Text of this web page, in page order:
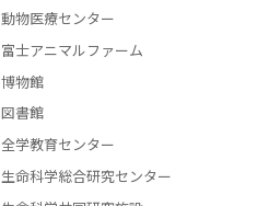
動物医療センター
富士アニマルファーム
博物館
図書館
全学教育センター
生命科学総合研究センター